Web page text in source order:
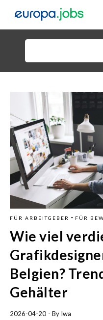
FÜR ARBEITGEBER - FÜR
Wie viel
Belgien?
Gehälter
2026-04-20 - By Iwa